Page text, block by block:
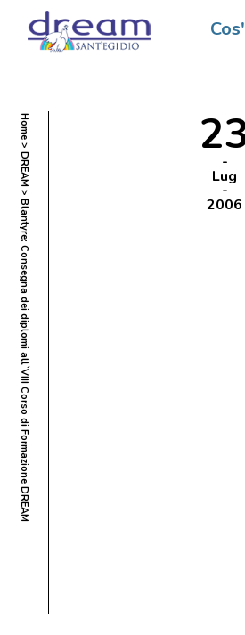
Home
DREAM
Blantyre: Consegna dei diplomi all`VIII Corso di Formazione DREAM
Lug
2006